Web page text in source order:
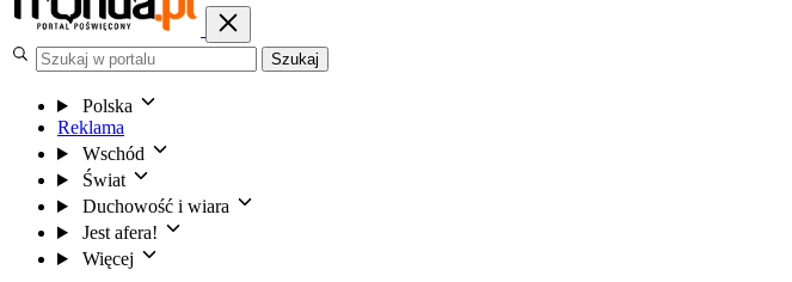
Szukaj
Polska
Reklama
Wschód
Świat
Duchowość i wiara
Jest afera!
Więcej